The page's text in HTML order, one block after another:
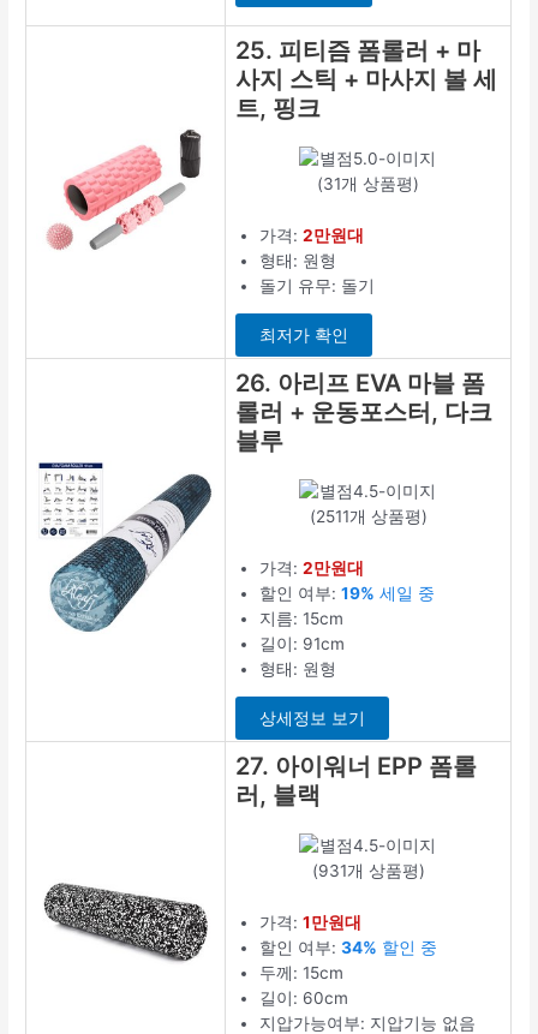
25. 피티즘 폼롤러 + 마
사지 스틱 + 마사지 볼 세
트, 핑크
(31개 상품평)
가격:2만원대
형태: 원형
돌기 유무: 돌기
최저가 확인
26. 아리프 EVA 마블 폼
롤러 + 운동포스터, 다크
블루
(2511개 상품평)
가격:2만원대
할인 여부:19% 세일 중
지름: 15cm
길이: 91cm
형태: 원형
상세정보 보기
27. 아이워너 EPP 폼롤
러, 블랙
(931개 상품평)
가격:1만원대
할인 여부:34% 할인 중
두께: 15cm
길이: 60cm
지압가능여부: 지압기능 없음